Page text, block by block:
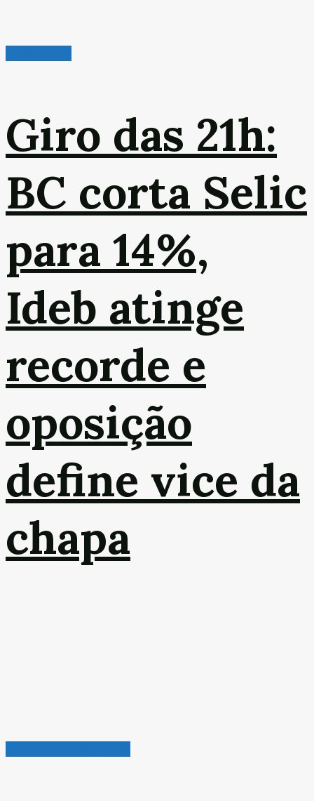
Giro das 21h:
BC corta Selic
para 14%,
Ideb atinge
recorde e
oposição
define vice da
chapa